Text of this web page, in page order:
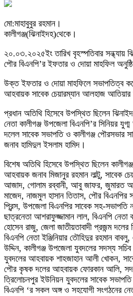
মো:মাহাবুবুর রহমান।
কালীগঞ্জ(ঝিনাইদহ)থেকে।
২০.০৩.২০২৫ইং তারিখ বৃহস্পতিবার সন্ধ্যায়
পৌর বিএনপি’র ইফতার ও দোয়া মাহফিল
উক্ত ইফতার ও দোয়া মাহফিলে সভাপতিত্ব
আহবায়ক সাবেক চেয়ারম্যান আলহাজ আতিয়ার
প্রধান অতিথি হিসেবে উপস্থিত ছিলেন
নেতা কালীগঞ্জ উপজেলা বিএনপি’র সিনিয়র
দলেল সাবেক সভাপতি ও কালীগঞ্জ পৌরসভার
জনাব হামিদুল ইসলাম হামিদ।
বিশেষ অতিথি হিসেবে উপস্থিত ছিলেন
আহবায়ক জনাব মিজানুর রহমান লাল্টু, সাবেক
আজাদ, গোলাম রব্বানী, আবু জাফর, জুমারত
মাজেদ, নাজমুল হাসান তিতাস, পৌর
প্রিন্স, উপজেলা বিএনপির সাবেক সহ-সভাপতি
ছাত্রনেতা আশরাফুজ্জামান লাল, বিএনপি নেতা
হোসেন রাজু, জেলা জাতীয়তাবাদী প্রজন্ম
বিএনপি নেতা ইঞ্জিনিয়ার তৌহিদুর রহমান
উদ্দিন, কালীগঞ্জ উপজেলা যুবদলের সদস্য
যুবদলের আহবায়ক শাহজাহান আলী খোকন,
পৌর কৃষক দলের আহবায়ক ফোরকান আলি,
ত্রিলোচনপুর ইউনিয়ন যুবদলের সাবেক
বিএনপি ‘র সকল অঙ্গ ও সহযোগী সংগঠনের